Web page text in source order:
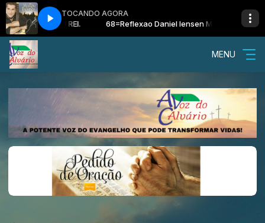
TOCANDO AGORA
Iensen MEU REI. 68=Reflexao Daniel Iensen MEU REI.
MENU